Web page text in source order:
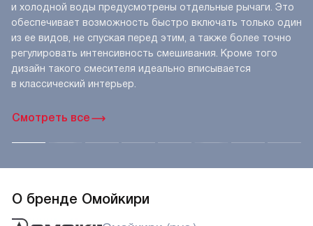
Смотреть все
и холодной воды предусмотрены отдельные рычаги. Это
обеспечивает возможность быстро включать только один
из ее видов, не спуская перед этим, а также более точно
регулировать интенсивность смешивания. Кроме того
дизайн такого смесителя идеально вписывается
в классический интерьер.
О бренде Омойкири